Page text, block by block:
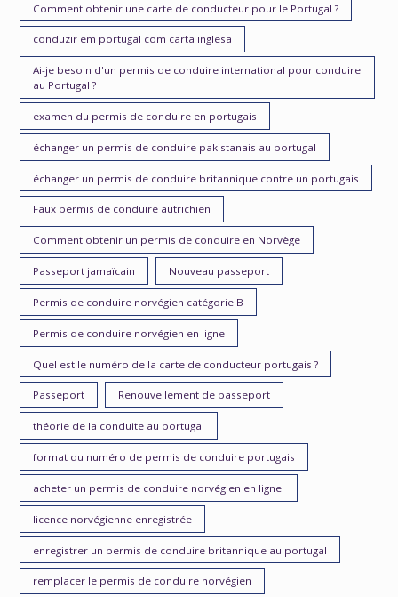
Comment obtenir une carte de conducteur pour le Portugal ?
conduzir em portugal com carta inglesa
Ai-je besoin d'un permis de conduire international pour conduire
au Portugal ?
examen du permis de conduire en portugais
échanger un permis de conduire pakistanais au portugal
échanger un permis de conduire britannique contre un portugais
Faux permis de conduire autrichien
Comment obtenir un permis de conduire en Norvège
Passeport jamaïcain Nouveau passeport
Permis de conduire norvégien catégorie B
Permis de conduire norvégien en ligne
Quel est le numéro de la carte de conducteur portugais ?
Passeport Renouvellement de passeport
théorie de la conduite au portugal
format du numéro de permis de conduire portugais
acheter un permis de conduire norvégien en ligne.
licence norvégienne enregistrée
enregistrer un permis de conduire britannique au portugal
remplacer le permis de conduire norvégien